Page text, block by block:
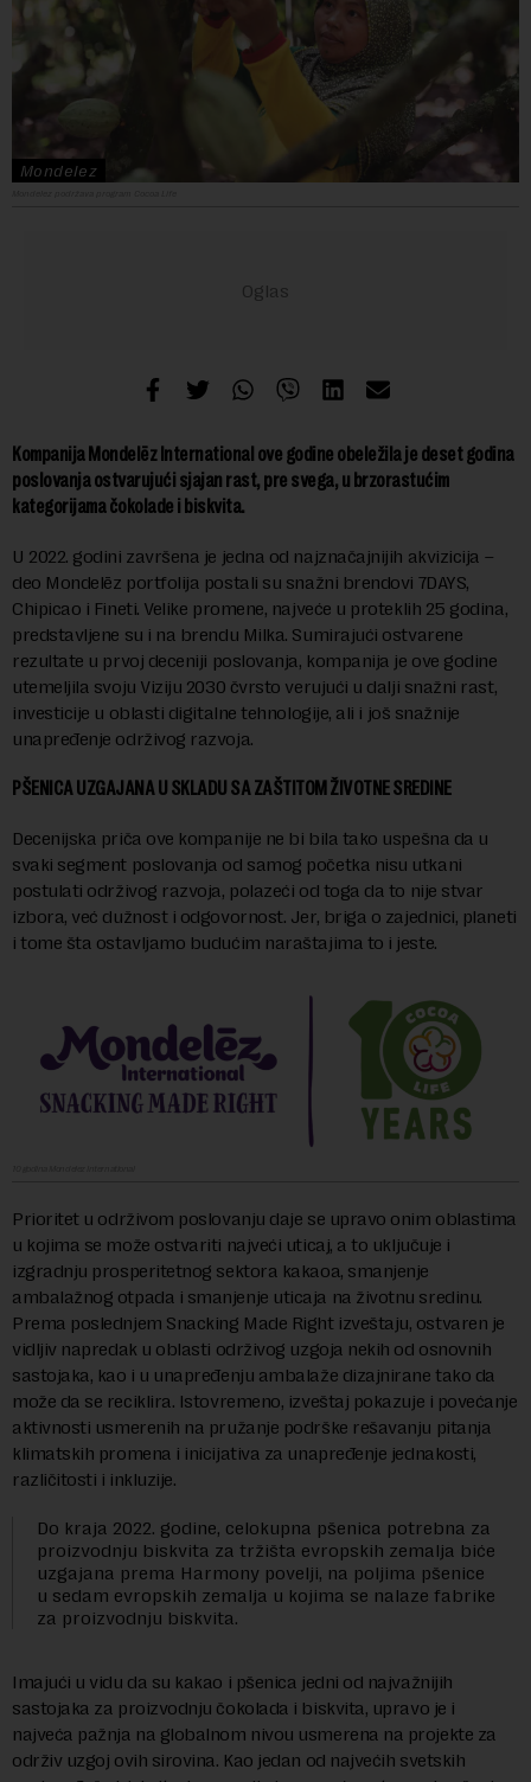
Mondelez
Kompanija Mondelēz International ove godine obeležila je deset godina
poslovanja ostvarujući sjajan rast, pre svega, u brzorastućim
kategorijama čokolade i biskvita.
U 2022. godini završena je jedna od najznačajnijih akvizicija –
deo Mondelēz portfolija postali su snažni brendovi 7DAYS,
Chipicao i Fineti. Velike promene, najveće u proteklih 25 godina,
predstavljene su i na brendu Milka. Sumirajući ostvarene
rezultate u prvoj deceniji poslovanja, kompanija je ove godine
utemeljila svoju Viziju 2030 čvrsto verujući u dalji snažni rast,
investicije u oblasti digitalne tehnologije, ali i još snažnije
unapređenje održivog razvoja.
PŠENICA UZGAJANA U SKLADU SA ZAŠTITOM ŽIVOTNE SREDINE
Decenijska priča ove kompanije ne bi bila tako uspešna da u
svaki segment poslovanja od samog početka nisu utkani
postulati održivog razvoja, polazeći od toga da to nije stvar
izbora, već dužnost i odgovornost. Jer, briga o zajednici, planeti
i tome šta ostavljamo budućim naraštajima to i jeste.
Prioritet u održivom poslovanju daje se upravo onim oblastima
u kojima se može ostvariti najveći uticaj, a to uključuje i
izgradnju prosperitetnog sektora kakaoa, smanjenje
ambalažnog otpada i smanjenje uticaja na životnu sredinu.
Prema poslednjem Snacking Made Right izveštaju, ostvaren je
vidljiv napredak u oblasti održivog uzgoja nekih od osnovnih
sastojaka, kao i u unapređenju ambalaže dizajnirane tako da
može da se reciklira. Istovremeno, izveštaj pokazuje i povećanje
aktivnosti usmerenih na pružanje podrške rešavanju pitanja
klimatskih promena i inicijativa za unapređenje jednakosti,
različitosti i inkluzije.
Do kraja 2022. godine, celokupna pšenica potrebna za
proizvodnju biskvita za tržišta evropskih zemalja biće
uzgajana prema Harmony povelji, na poljima pšenice
u sedam evropskih zemalja u kojima se nalaze fabrike
za proizvodnju biskvita.
Imajući u vidu da su kakao i pšenica jedni od najvažnijih
sastojaka za proizvodnju čokolada i biskvita, upravo je i
najveća pažnja na globalnom nivou usmerena na projekte za
održiv uzgoj ovih sirovina. Kao jedan od najvećih svetskih